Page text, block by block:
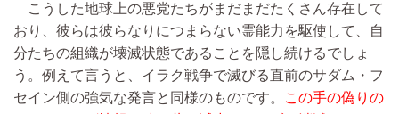
こうした地球上の悪党たちがまだまだたくさん存在して
おり、彼らは彼らなりにつまらない霊能力を駆使して、自
分たちの組織が壊滅状態であることを隠し続けるでしょ
う。例えて言うと、イラク戦争で滅びる直前のサダム・フ
セイン側の強気な発言と同様のものです。
この手の偽りの